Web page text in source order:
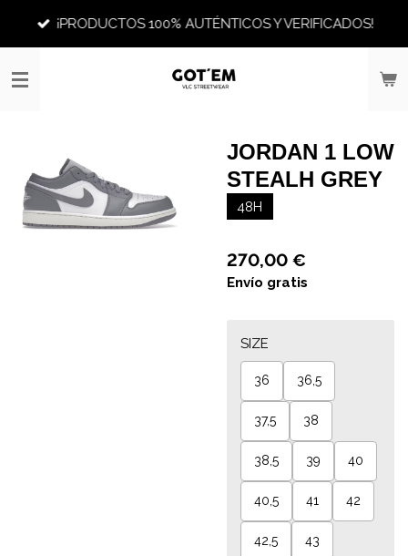
principal
¡PRODUCTOS 100% AUTÉNTICOS Y VERIFICADOS!
JORDAN 1 LOW
STEALH GREY
48H
270,00 €
Envío gratis
SIZE
36 36,5
37,5 38
38,5 39 40
40,5 41 42
42,5 43